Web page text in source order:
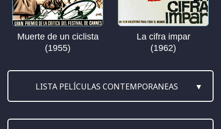
Muerte de un ciclista
(1955)
La cifra impar
(1962)
LISTA PELÍCULAS CONTEMPORANEAS
1944(2015)